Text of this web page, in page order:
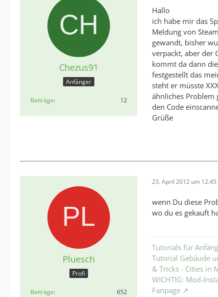
Chezus91
Anfänger
Beiträge 12
Hallo
ich habe mir das
Meldung von
gewandt, bisher
verpackt, aber der
kommt da dann
festgestellt das
steht er müsste
ähnliches Problem
den Code
Grüße
Pluesch
Profi
Beiträge
652
23. April 2012 um 12:45
wenn Du diese
wo du es gekauft
Tutorials für
Tutorial Gebäude
& Tricks - Cities in
WICHTIG: Mod-
Fanpage